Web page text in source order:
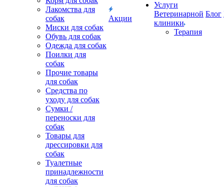
Лакомства для
собак
Миски для собак
Обувь для собак
Одежда для собак
Поилки для
собак
Прочие товары
для собак
Средства по
уходу для собак
Сумки /
переноски для
собак
Товары для
дрессировки для
собак
Туалетные
принадлежности
для собак
Акции
Услуги
Ветеринарной
клиники
Терапия
Блог